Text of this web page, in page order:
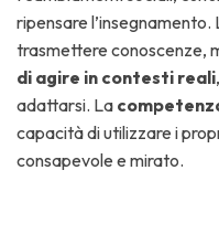
ripensare l’insegnamento.
trasmettere conoscenze,
di agire in contesti reali
adattarsi. La
capacità di utilizzare i
consapevole e mirato.